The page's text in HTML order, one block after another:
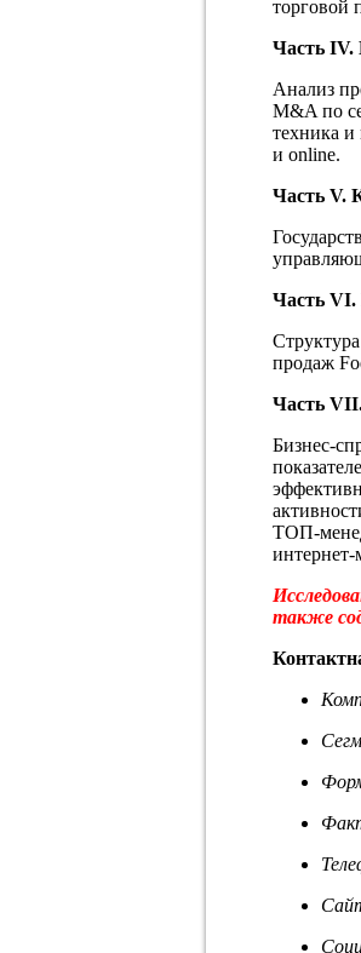
торговой
Часть IV.
Анализ
M&A по
техника и
и online.
Часть V.
Часть VI.
продаж
Часть VII
Бизнес-
ТОП-
интернет-
также